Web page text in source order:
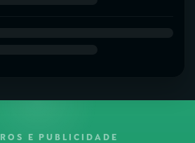
E PUBLICIDADE